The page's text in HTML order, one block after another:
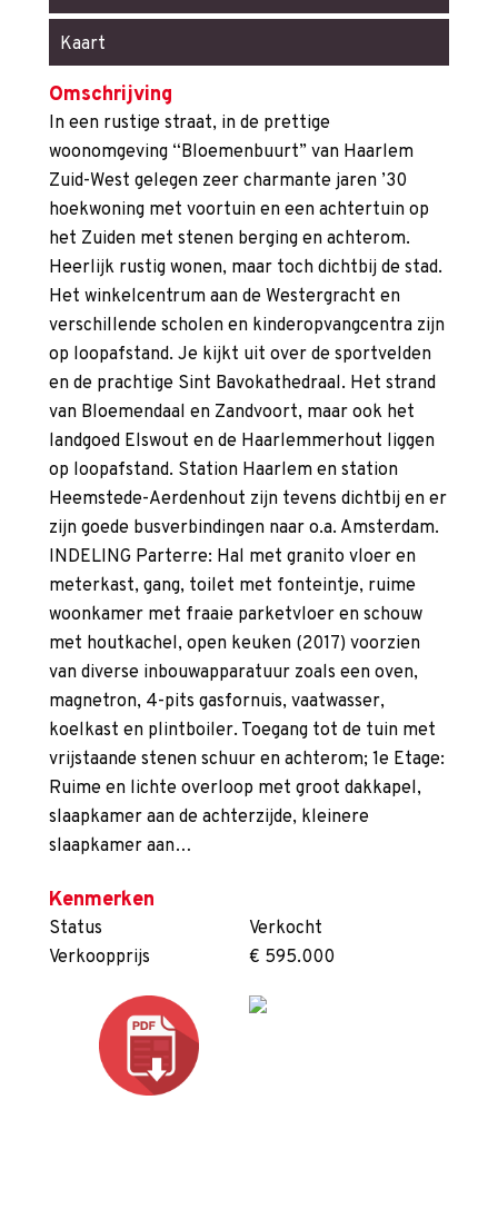
Kaart
Omschrijving
In een rustige straat, in de prettige
woonomgeving “Bloemenbuurt” van Haarlem
Zuid-West gelegen zeer charmante jaren ’30
hoekwoning met voortuin en een achtertuin op
het Zuiden met stenen berging en achterom.
Heerlijk rustig wonen, maar toch dichtbij de stad.
Het winkelcentrum aan de Westergracht en
verschillende scholen en kinderopvangcentra zijn
op loopafstand. Je kijkt uit over de sportvelden
en de prachtige Sint Bavokathedraal. Het strand
van Bloemendaal en Zandvoort, maar ook het
landgoed Elswout en de Haarlemmerhout liggen
op loopafstand. Station Haarlem en station
Heemstede-Aerdenhout zijn tevens dichtbij en er
zijn goede busverbindingen naar o.a. Amsterdam.
INDELING Parterre: Hal met granito vloer en
meterkast, gang, toilet met fonteintje, ruime
woonkamer met fraaie parketvloer en schouw
met houtkachel, open keuken (2017) voorzien
van diverse inbouwapparatuur zoals een oven,
magnetron, 4-pits gasfornuis, vaatwasser,
koelkast en plintboiler. Toegang tot de tuin met
vrijstaande stenen schuur en achterom; 1e Etage:
Ruime en lichte overloop met groot dakkapel,
slaapkamer aan de achterzijde, kleinere
slaapkamer aan…
Kenmerken
Status
Verkocht
Verkoopprijs
€ 595.000